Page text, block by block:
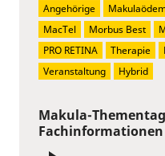
Makula-
Angehörige
MacTel
Morbus Best
PRO RETINA
Therapie
Veranstaltung
Hybrid